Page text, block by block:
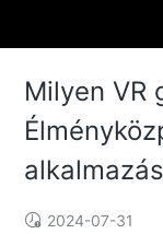
Milyen VR
2024-07-31